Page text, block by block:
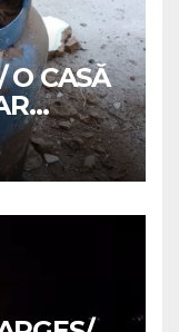
O CASĂ